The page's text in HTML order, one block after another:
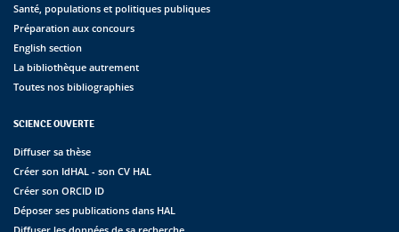
Santé, populations et politiques publiques
Préparation aux concours
English section
La bibliothèque autrement
Toutes nos bibliographies
SCIENCE OUVERTE
Diffuser sa thèse
Créer son IdHAL - son CV HAL
Créer son ORCID ID
Déposer ses publications dans HAL